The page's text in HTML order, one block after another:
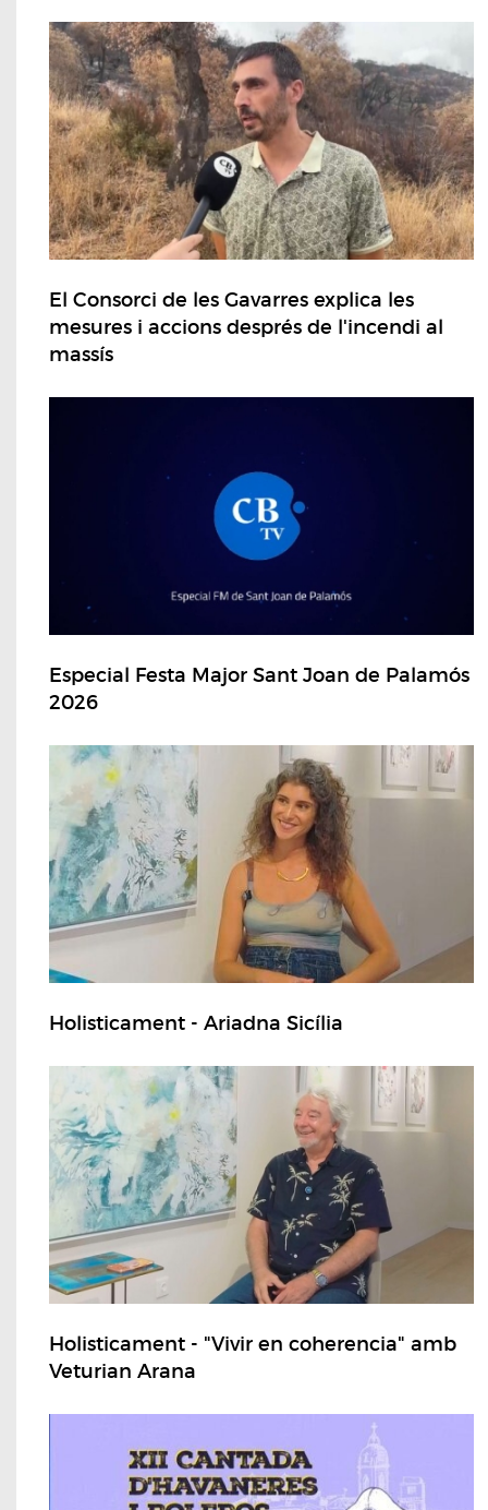
El Consorci de les Gavarres explica les
mesures i accions després de l'incendi al
massís
Especial Festa Major Sant Joan de Palamós
2026
Holisticament - Ariadna Sicília
Holisticament - "Vivir en coherencia" amb
Veturian Arana